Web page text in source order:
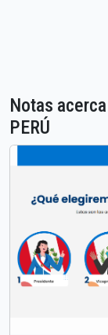
Notas
PERÚ